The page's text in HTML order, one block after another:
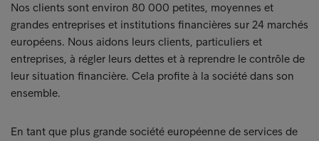
Nos clients sont environ 80 000 petites, moyennes et
grandes entreprises et institutions financières sur 24 marchés
européens. Nous aidons leurs clients, particuliers et
entreprises, à régler leurs dettes et à reprendre le contrôle de
leur situation financière. Cela profite à la société dans son
ensemble.
En tant que plus grande société européenne de services de